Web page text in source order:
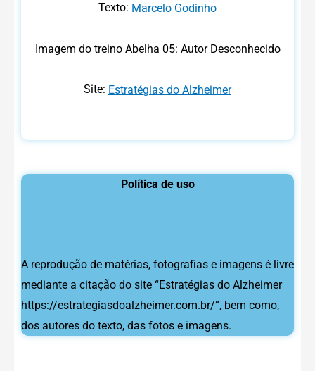
Texto: Marcelo Godinho
Imagem do treino Abelha 05: Autor Desconhecido
Site: Estratégias do Alzheimer
Política de uso
A reprodução de matérias, fotografias e imagens é livre
mediante a citação do site “Estratégias do Alzheimer
https://estrategiasdoalzheimer.com.br/”, bem como,
dos autores do texto, das fotos e imagens.